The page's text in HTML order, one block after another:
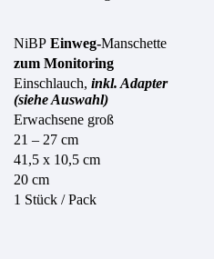
NiBP Einweg-Manschette
zum Monitoring
Einschlauch, inkl. Adapter
(siehe Auswahl)
Erwachsene groß
21 – 27 cm
41,5 x 10,5 cm
20 cm
1 Stück / Pack